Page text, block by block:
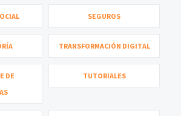
SEGUROS
TRANSFORMACIÓN DIGITAL
DE
TUTORIALES